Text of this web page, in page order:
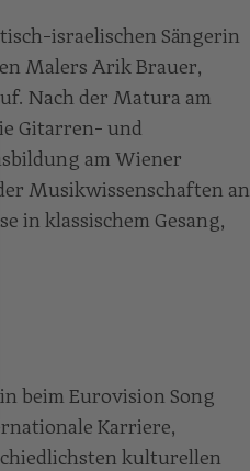
israelischen Sängerin
Malers Arik Brauer,
Nach der Matura am
Gitarren- und
am Wiener
Musikwissenschaften an
in klassischem Gesang,
beim Eurovision Song
Karriere,
kulturellen